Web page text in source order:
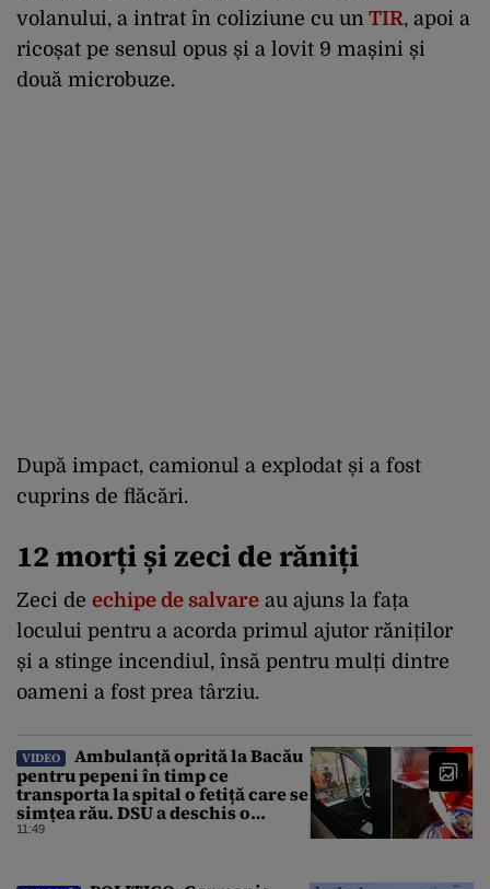
volanului, a intrat în coliziune cu un TIR, apoi a
ricoșat pe sensul opus și a lovit 9 mașini și
două microbuze.
După impact, camionul a explodat și a fost
cuprins de flăcări.
12 morți și zeci de răniți
Zeci de echipe de salvare au ajuns la fața
locului pentru a acorda primul ajutor răniților
și a stinge incendiul, însă pentru mulți dintre
oameni a fost prea târziu.
VIDEO
Ambulanță oprită la Bacău
pentru pepeni în timp ce
transporta la spital o fetiță care se
simțea rău. DSU a deschis o
anchetă
11:49